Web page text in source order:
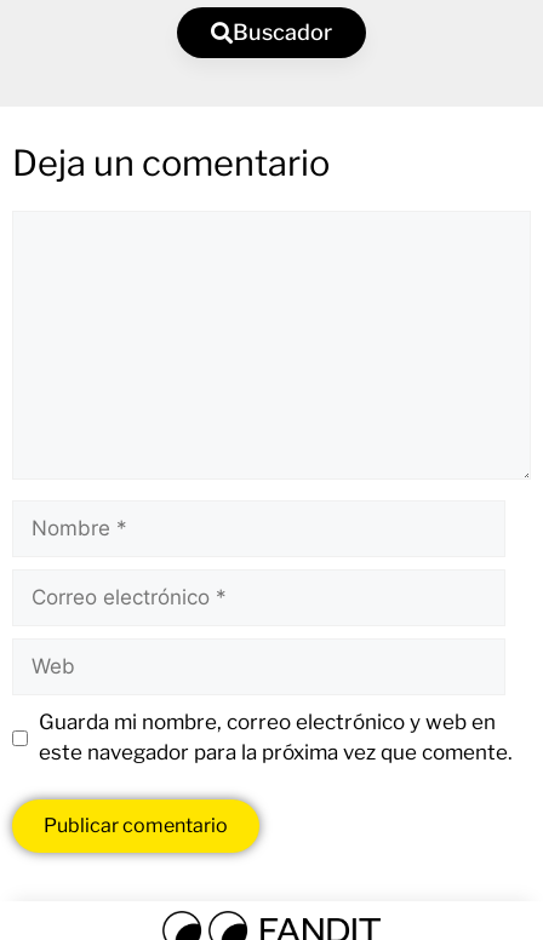
Buscador
Deja un comentario
Guarda mi nombre, correo electrónico y web en
este navegador para la próxima vez que comente.